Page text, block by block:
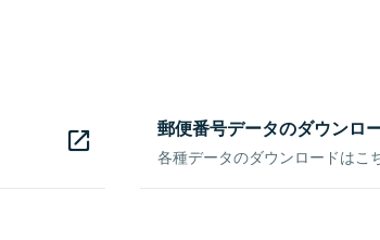
郵便番号データのダウンロ
各種データのダウンロードはこ